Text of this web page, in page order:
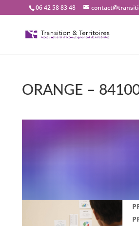
06 42 58 83 48
ORANGE –
bureau